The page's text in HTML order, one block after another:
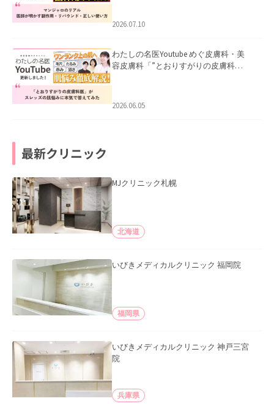
た。
2026.07.10
わたしの名医Youtube めぐ皮膚科・美
容皮膚科「”とおりすがりの皮膚科
2026.06.05
最新クリニック
MJクリニック札幌
北海道
いびきメディカルクリニック 福岡院
福岡県
いびきメディカルクリニック 神戸三宮
院
兵庫県